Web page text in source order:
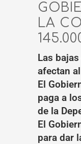
LA
Las
afectan
El
paga a
de la
El
para dar